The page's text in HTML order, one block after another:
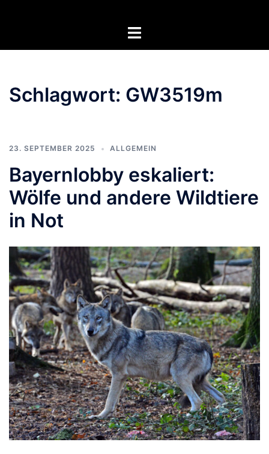
Menü
Schlagwort: GW3519m
23. SEPTEMBER 2025 ALLGEMEIN
Bayernlobby eskaliert:
Wölfe und andere Wildtiere
in Not